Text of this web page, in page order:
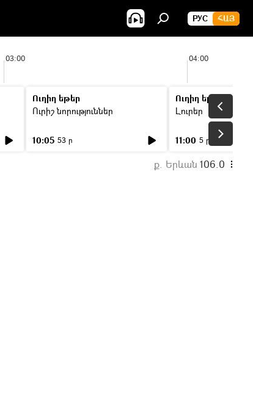
РУС ՀԱՅ
03:00 04:00
Ուղիղ եթեր
Ուրիշ նորություններ
10:05 53 ր
Ուղիղ եթեր
Լուրեր
11:00 5 ր
ք. Երևան 106.0